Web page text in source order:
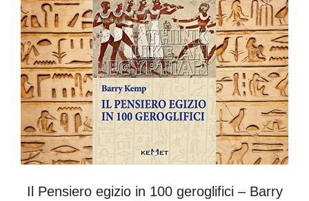
Il Pensiero egizio in 100 geroglifici – Barry